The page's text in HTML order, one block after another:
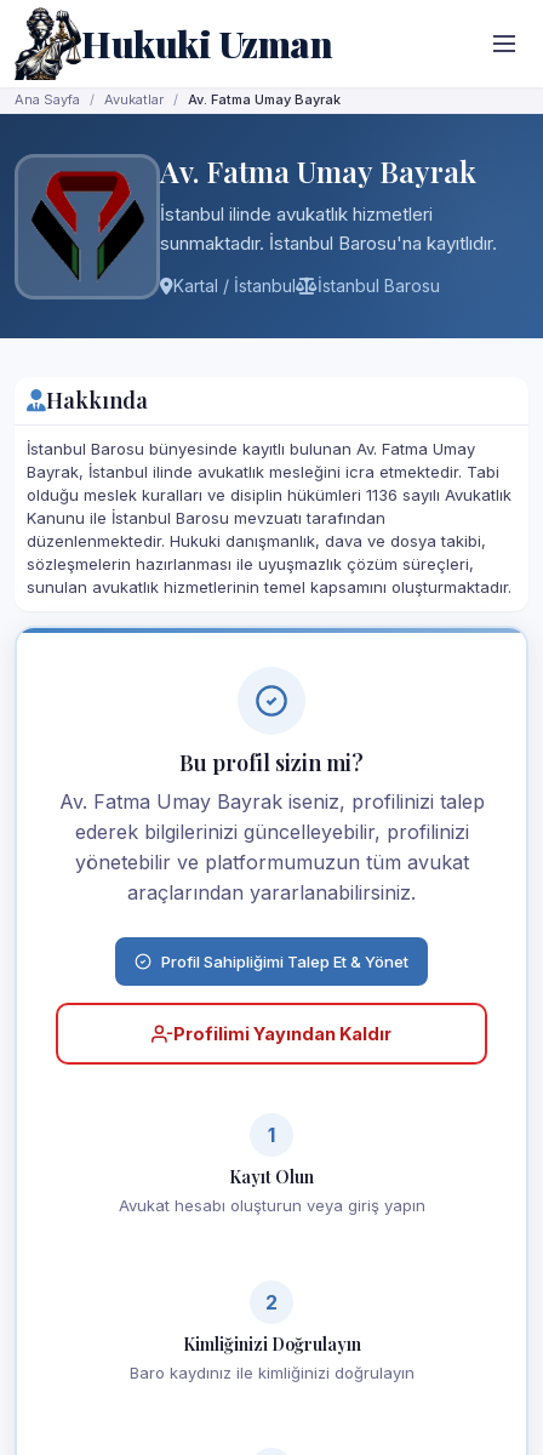
Hukuki Uzman
Ana Sayfa Avukatlar Av. Fatma Umay Bayrak
Av. Fatma Umay Bayrak
İstanbul ilinde avukatlık hizmetleri
sunmaktadır. İstanbul Barosu'na kayıtlıdır.
Kartal / İstanbul İstanbul Barosu
Hakkında
İstanbul Barosu bünyesinde kayıtlı bulunan Av. Fatma Umay
Bayrak, İstanbul ilinde avukatlık mesleğini icra etmektedir. Tabi
olduğu meslek kuralları ve disiplin hükümleri 1136 sayılı Avukatlık
Kanunu ile İstanbul Barosu mevzuatı tarafından
düzenlenmektedir. Hukuki danışmanlık, dava ve dosya takibi,
sözleşmelerin hazırlanması ile uyuşmazlık çözüm süreçleri,
sunulan avukatlık hizmetlerinin temel kapsamını oluşturmaktadır.
Bu profil sizin mi?
Av. Fatma Umay Bayrak iseniz, profilinizi talep
ederek bilgilerinizi güncelleyebilir, profilinizi
yönetebilir ve platformumuzun tüm avukat
araçlarından yararlanabilirsiniz.
Profil Sahipliğimi Talep Et & Yönet
Profilimi Yayından Kaldır
1
Kayıt Olun
Avukat hesabı oluşturun veya giriş yapın
2
Kimliğinizi Doğrulayın
Baro kaydınız ile kimliğinizi doğrulayın